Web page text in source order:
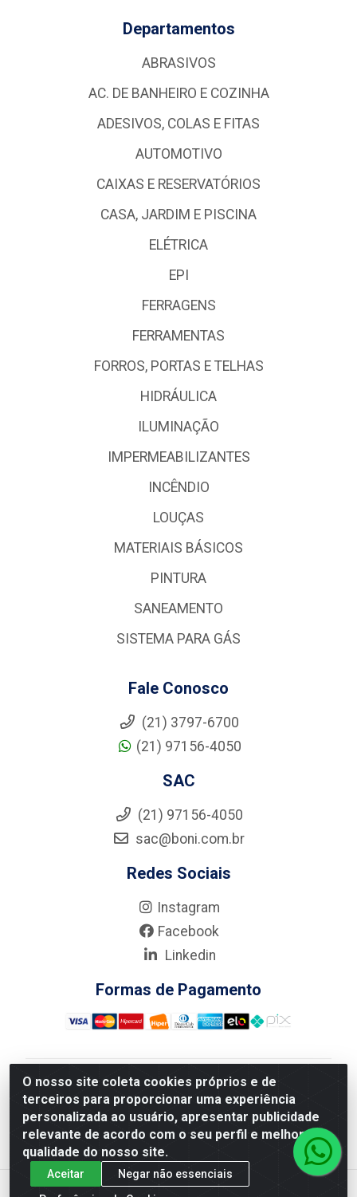
O nosso site coleta cookies próprios e de
terceiros para proporcionar uma experiência
personalizada ao usuário, apresentar publicidade
relevante de acordo com o seu perfil e melhorar a
qualidade do nosso site.
Aceitar
Negar não essenciais
Departamentos
ABRASIVOS
AC. DE BANHEIRO E COZINHA
ADESIVOS, COLAS E FITAS
AUTOMOTIVO
CAIXAS E RESERVATÓRIOS
CASA, JARDIM E PISCINA
ELÉTRICA
EPI
FERRAGENS
FERRAMENTAS
FORROS, PORTAS E TELHAS
HIDRÁULICA
ILUMINAÇÃO
IMPERMEABILIZANTES
INCÊNDIO
LOUÇAS
MATERIAIS BÁSICOS
PINTURA
SANEAMENTO
SISTEMA PARA GÁS
Fale Conosco
(21) 3797-6700
(21) 97156-4050
SAC
(21) 97156-4050
sac@boni.com.br
Redes Sociais
Instagram
Facebook
Linkedin
Formas de Pagamento
Nova Boni Distribuidora de Material de Construção LTDA
- Rua Alice Tibiriçá, 330 - Vila Da Penha, Rio de
Janeiro/RJ - CEP: 21.210-110 - CNPJ: 11.003.135/0001-
27